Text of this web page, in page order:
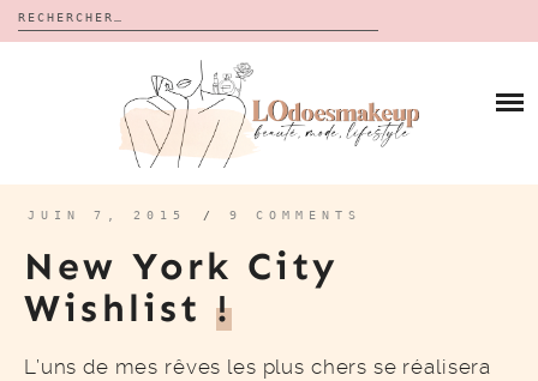
Rechercher :
CALENDRIERS DE L’AVENT
BON PLAN
À PROPOS
CONTACT
JUIN 7, 2015 / 9 COMMENTS
New York City
Wishlist !
L’uns de mes rêves les plus chers se réalisera